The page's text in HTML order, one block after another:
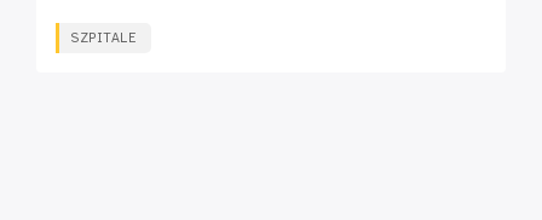
SZPITALE